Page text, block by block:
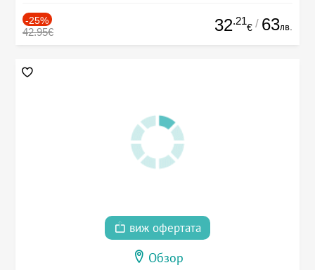
-25%
42.95€ 32.21
€ / 63лв.
виж офертата
Обзор